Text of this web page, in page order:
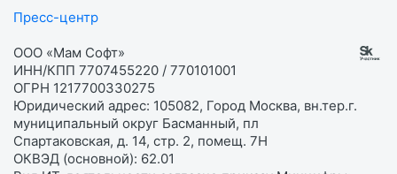
Пресс-центр
ООО «Мам Софт»
ИНН/КПП 7707455220 / 770101001
ОГРН 1217700330275
Юридический адрес: 105082, Город Москва, вн.тер.г.
муниципальный округ Басманный, пл
Спартаковская, д. 14, стр. 2, помещ. 7Н
ОКВЭД (основной): 62.01